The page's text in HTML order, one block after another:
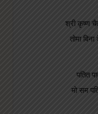
श्री कृष्ण
तोमा
पतित
मो सम